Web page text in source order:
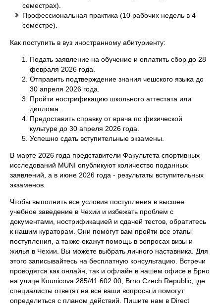
семестрах).
Профессиональная практика (10 рабочих недель в 4
семестре).
Как поступить в вуз иностранному абитуриенту:
Подать заявление на обучение и оплатить сбор до 28
февраля 2026 года.
Отправить подтверждение знания чешского языка до
30 апреля 2026 года.
Пройти нострификацию школьного аттестата или
диплома.
Предоставить справку от врача по физической
культуре до 30 апреля 2026 года.
Успешно сдать вступительные экзамены.
В марте 2026 года представители Факультета спортивных
исследований MUNI опубликуют количество поданных
заявлений, а в июне 2026 года - результаты вступительных
экзаменов.
Чтобы выполнить все условия поступления в высшее
учебное заведение в Чехии и избежать проблем с
документами, нострификацией и сдачей тестов, обратитесь
к нашим кураторам. Они помогут вам пройти все этапы
поступления, а также окажут помощь в вопросах визы и
жилья в Чехии. Вы можете выбрать личного наставника. Для
этого записывайтесь на бесплатную консультацию. Встречи
проводятся как онлайн, так и офлайн в нашем офисе в Брно
на улице Kounicova 285/41 602 00, Brno Czech Republic, где
специалисты ответят на все ваши вопросы и помогут
определиться с планом действий. Пишите нам в Direct